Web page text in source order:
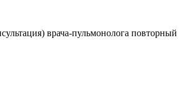
врача-пульмонолога повторный